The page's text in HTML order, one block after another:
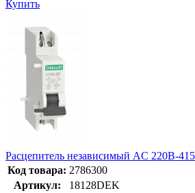
Купить
Расцепитель независимый AC 220В-
Код товара: 2786300
Артикул:
18128DEK